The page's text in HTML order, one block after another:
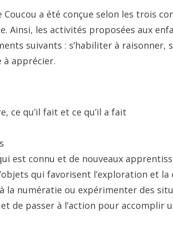
a été conçue selon les trois
Ainsi, les activités proposées aux
suivants : s’habiliter à raisonner,
apprécier.
ce qu’il fait et ce qu’il a fait
est connu et de nouveaux
qui favorisent l’exploration et
la numératie ou expérimenter des
de passer à l’action pour accomplir